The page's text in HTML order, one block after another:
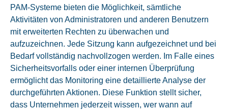
PAM-Systeme bieten die Möglichkeit, sämtliche
Aktivitäten von Administratoren und anderen Benutzern
mit erweiterten Rechten zu überwachen und
aufzuzeichnen. Jede Sitzung kann aufgezeichnet und bei
Bedarf vollständig nachvollzogen werden. Im Falle eines
Sicherheitsvorfalls oder einer internen Überprüfung
ermöglicht das Monitoring eine detaillierte Analyse der
durchgeführten Aktionen. Diese Funktion stellt sicher,
dass Unternehmen jederzeit wissen, wer wann auf